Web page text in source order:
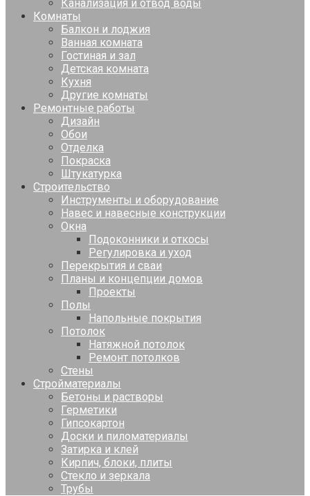
Канализация и отвод воды
Комнаты
Балкон и лоджия
Ванная комната
Гостиная и зал
Детская комната
Кухня
Другие комнаты
Ремонтные работы
Дизайн
Обои
Отделка
Покраска
Штукатурка
Строительство
Инструменты и оборудование
Навес и навесные конструкции
Окна
Подоконники и откосы
Регулировка и уход
Перекрытия и сваи
Планы и концепции домов
Проекты
Полы
Напольные покрытия
Потолок
Натяжной потолок
Ремонт потолков
Стены
Стройматериалы
Бетоны и растворы
Герметики
Гипсокартон
Доски и пиломатериалы
Затирка и клей
Кирпич, блоки, плиты
Стекло и зеркала
Трубы